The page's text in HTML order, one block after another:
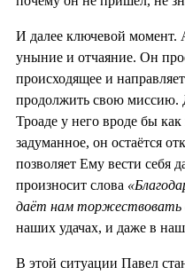
И далее ключевой момент.
уныние и отчаяние. Он
происходящее и
продолжить свою миссию.
Троаде у него вроде бы
задуманное, он остаётся
позволяет Ему вести себя
произносит слова
даёт нам торжествовать
наших удачах, и даже в
В этой ситуации Павел